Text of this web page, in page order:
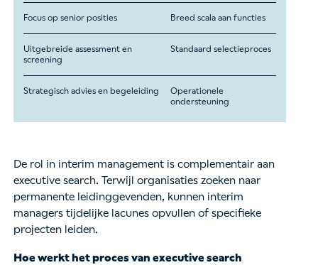
Focus op senior posities Breed scala aan functies
Uitgebreide assessment en
screening
Standaard selectieproces
Strategisch advies en begeleiding
Operationele
ondersteuning
De rol in interim management is complementair aan
executive search. Terwijl organisaties zoeken naar
permanente leidinggevenden, kunnen interim
managers tijdelijke lacunes opvullen of specifieke
projecten leiden.
Hoe werkt het proces van executive search